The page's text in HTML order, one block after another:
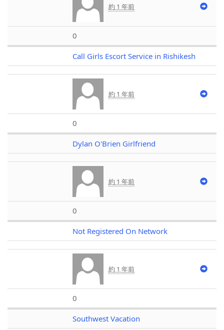
約 1 年前
0
Call Girls Escort Service in Rishikesh
約 1 年前
0
Dylan O'Brien Girlfriend
約 1 年前
0
Not Registered On Network
約 1 年前
0
Southwest Vacation